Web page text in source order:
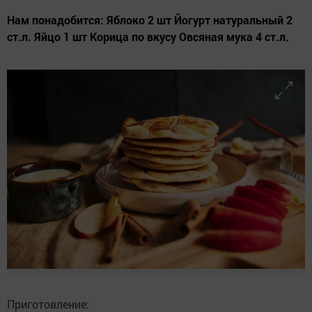
Нам понадобится: Яблоко 2 шт Йогурт натуральный 2
ст.л. Яйцо 1 шт Корица по вкусу Овсяная мука 4 ст.л.
Приготовление: